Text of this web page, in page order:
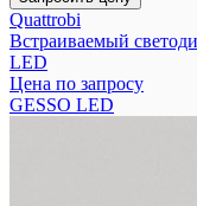
Quattrobi
Встраиваемый
LED
Цена по запросу
GESSO LED